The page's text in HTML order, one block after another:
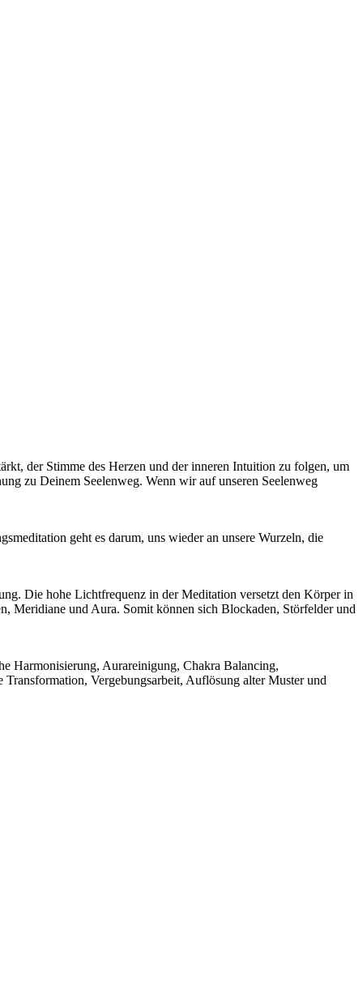
der Stimme des Herzen und der inneren Intuition zu folgen, um
zu Deinem Seelenweg. Wenn wir auf unseren Seelenweg
geht es darum, uns wieder an unsere Wurzeln, die
Die hohe Lichtfrequenz in der Meditation versetzt den Körper in
Meridiane und Aura. Somit können sich Blockaden, Störfelder und
Harmonisierung, Aurareinigung, Chakra Balancing,
Vergebungsarbeit, Auflösung alter Muster und